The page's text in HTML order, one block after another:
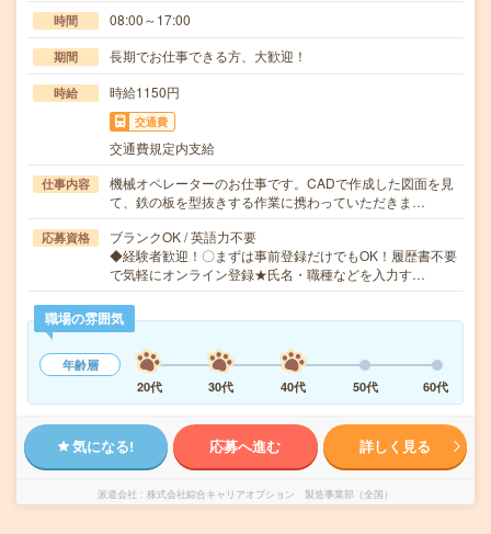
時間 08:00～17:00
期間 長期でお仕事できる方、大歓迎！
時給 時給1150円
交通費
交通費規定内支給
仕事内容
機械オペレーターのお仕事です。CADで作成した図面を見
て、鉄の板を型抜きする作業に携わっていただきま…
応募資格
ブランクOK / 英語力不要
◆経験者歓迎！〇まずは事前登録だけでもOK！履歴書不要
で気軽にオンライン登録★氏名・職種などを入力す…
職場の雰囲気
年齢層
20代
30代 40代 50代 60代
気になる! 応募へ進む 詳しく見る
派遣会社 株式会社綜合キャリアオプション 製造事業部（全国）